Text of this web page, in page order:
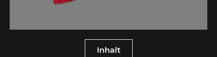
Inhalt